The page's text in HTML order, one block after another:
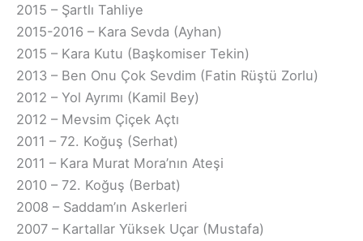
2015 – Şartlı Tahliye
2015-2016 – Kara Sevda (Ayhan)
2015 – Kara Kutu (Başkomiser Tekin)
2013 – Ben Onu Çok Sevdim (Fatin Rüştü Zorlu)
2012 – Yol Ayrımı (Kamil Bey)
2012 – Mevsim Çiçek Açtı
2011 – 72. Koğuş (Serhat)
2011 – Kara Murat Mora’nın Ateşi
2010 – 72. Koğuş (Berbat)
2008 – Saddam’ın Askerleri
2007 – Kartallar Yüksek Uçar (Mustafa)